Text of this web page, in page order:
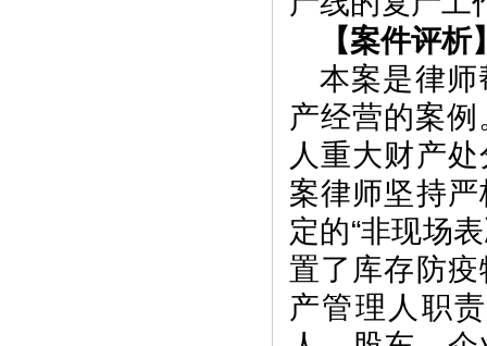
【案件评析
本案是律
产经营的案
人重大财产
案律师坚持
定的“非现场
置了库存防
产管理人职